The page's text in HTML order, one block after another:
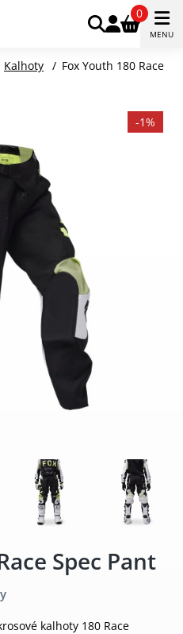
0
MENU
Kalhoty / Fox Youth 180 Race
-1%
Spec Pant
kalhoty 180 Race